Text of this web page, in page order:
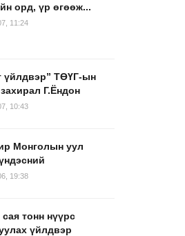
орд, үр өгөөж...
11:24
үйлдвэр” ТӨҮГ-ын
Г.Ёндон
10:43
Монголын уул
19:38
тонн нүүрс
үйлдвэр